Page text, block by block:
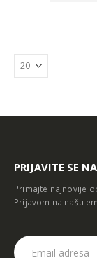
PRIJAVITE SE
Primajte najnovije
Prijavom na našu